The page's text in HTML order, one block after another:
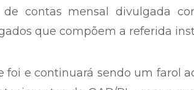
de contas mensal divulgada
que compõem a referida
foi e continuará sendo um farol